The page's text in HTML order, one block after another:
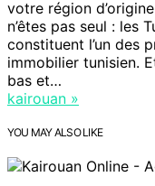
votre région
n’êtes pas seul : les
constituent l’un des
immobilier tunisien.
bas et…
kairouan »
YOU MAY ALSO LIKE